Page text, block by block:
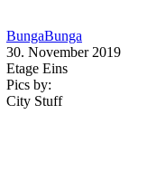
BungaBunga
30. November 2019
Etage Eins
Pics by:
City Stuff